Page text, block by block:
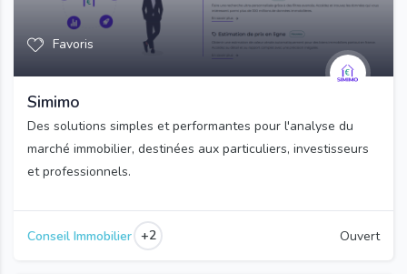
Favoris
Simimo
Des solutions simples et performantes pour l'analyse du
marché immobilier, destinées aux particuliers, investisseurs
et professionnels.
Conseil Immobilier +2 Ouvert